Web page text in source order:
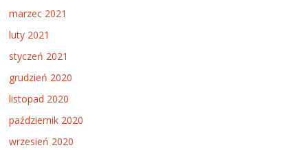
marzec 2021
luty 2021
styczeń 2021
grudzień 2020
listopad 2020
październik 2020
wrzesień 2020